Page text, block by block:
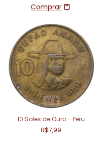
1/ 2
10 Soles de Ouro - Peru
R$7,99